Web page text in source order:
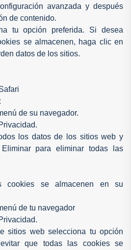
avanzada y después
de contenido.
tu opción preferida. Si desea
se almacenen, haga clic en
datos de los sitios.
de su navegador.
los datos de los sitios web y
para eliminar todas las
cookies se almacenen en su
de tu navegador
sitios web selecciona tu opción
que todas las cookies se